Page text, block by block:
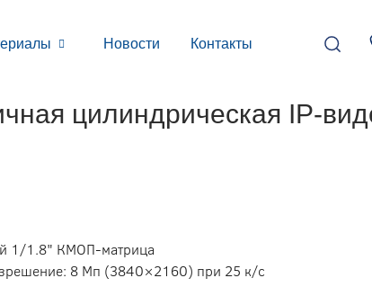
Новости Контакты
г. Москва, 119270,
Лужнецкая наб., д. 6, стр. 1,
цилиндрическая IP-
1/1.8" КMOП-матрица
8 Мп (3840×2160) при 25 к/с